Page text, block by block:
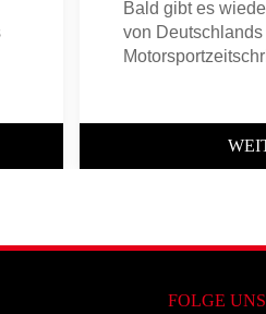
Bald gibt es
von Deutschlands
FOLGE UNS